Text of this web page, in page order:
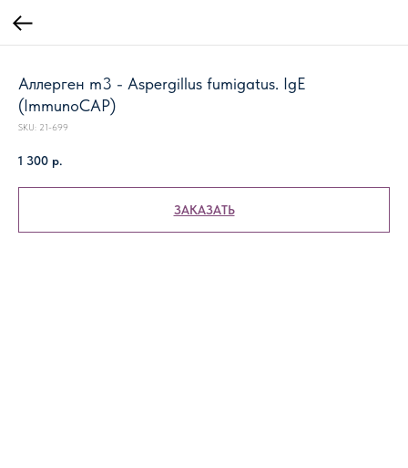
Аллерген m3 - Aspergillus fumigatus. IgE
(ImmunoCAP)
SKU: 21-699
1 300 р.
ЗАКАЗАТЬ